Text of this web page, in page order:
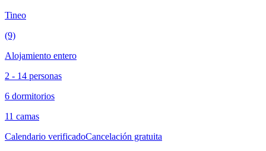
Tineo
(9)
Alojamiento entero
2 - 14 personas
6 dormitorios
11 camas
Calendario verificadoCancelación gratuita